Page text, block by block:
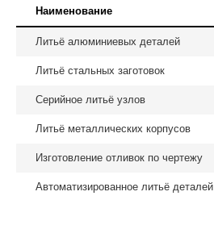
Наименование
Литьё алюминиевых деталей
Литьё стальных заготовок
Серийное литьё узлов
Литьё металлических корпусов
Изготовление отливок по чертежу
Автоматизированное литьё деталей